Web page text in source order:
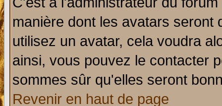
manière dont les avatars seront
utilisez un avatar, cela voudra
ainsi, vous pouvez le contacter
sommes sûr qu'elles seront
Revenir en haut de page